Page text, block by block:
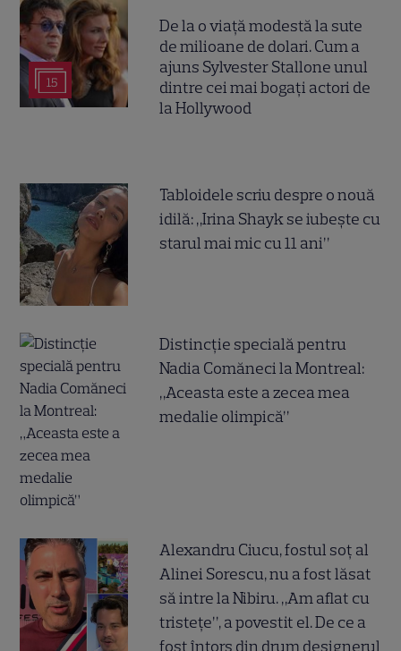
15
De la o viață modestă la sute
de milioane de dolari. Cum a
ajuns Sylvester Stallone unul
dintre cei mai bogați actori de
la Hollywood
Tabloidele scriu despre o nouă
idilă: „Irina Shayk se iubește cu
starul mai mic cu 11 ani”
Distincție specială pentru
Nadia Comăneci la Montreal:
„Aceasta este a zecea mea
medalie olimpică”
Alexandru Ciucu, fostul soț al
Alinei Sorescu, nu a fost lăsat
să intre la Nibiru. „Am aflat cu
tristețe”, a povestit el. De ce a
fost întors din drum designerul